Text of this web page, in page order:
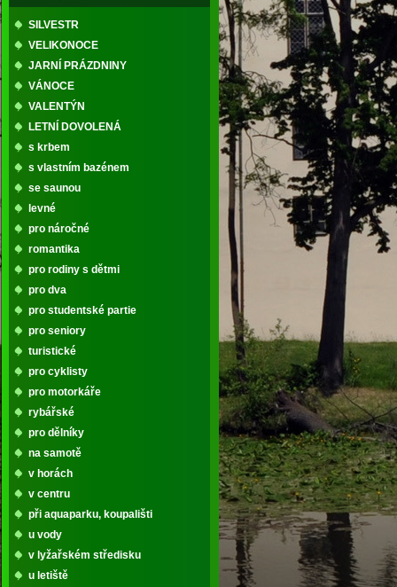
SILVESTR
VELIKONOCE
JARNÍ PRÁZDNINY
VÁNOCE
VALENTÝN
LETNÍ DOVOLENÁ
s krbem
s vlastním bazénem
se saunou
levné
pro náročné
romantika
pro rodiny s dětmi
pro dva
pro studentské partie
pro seniory
turistické
pro cyklisty
pro motorkáře
rybářské
pro dělníky
na samotě
v horách
v centru
při aquaparku, koupališti
u vody
v lyžařském středisku
u letiště